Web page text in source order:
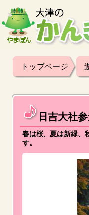
トップページ
日吉大社
春は桜、夏は新緑、
す。